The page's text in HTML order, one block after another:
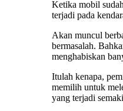
Ketika mobil
terjadi pada
Akan muncul
bermasalah.
menghabiskan
Itulah kenapa,
memilih untuk
yang terjadi